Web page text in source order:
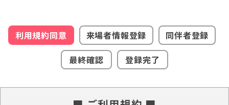
利用規約同意 来場者情報登録
同伴者登録
最終確認
登録完了